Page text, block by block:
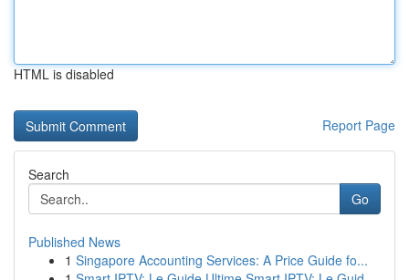
HTML is disabled
Report Page
Search
Go
Published News
1 Singapore Accounting Services: A Price Guide fo...